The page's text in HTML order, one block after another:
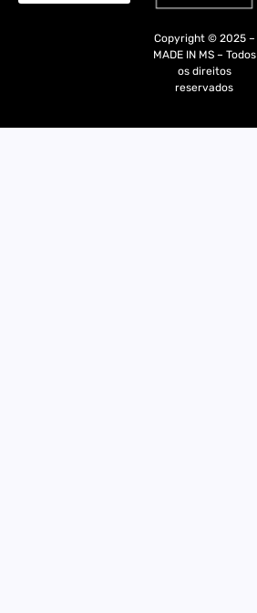
Copyright © 2025 –
MADE IN MS – Todos
os direitos
reservados